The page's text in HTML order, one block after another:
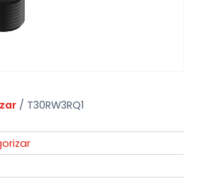
/ T30RW3RQ1